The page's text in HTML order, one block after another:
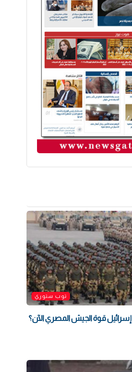
توب ستوري
قوة الجيش المصري الآن؟